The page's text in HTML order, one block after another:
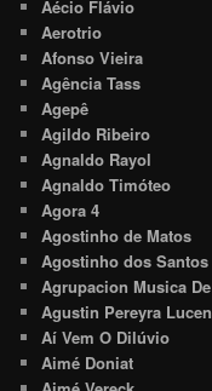
Aécio Flávio
Aerotrio
Afonso Vieira
Agência Tass
Agepê
Agildo Ribeiro
Agnaldo Rayol
Agnaldo Timóteo
Agora 4
Agostinho de Matos
Agostinho dos Santos
Agrupacion Musica
Agustin Pereyra
Aí Vem O Dilúvio
Aimé Doniat